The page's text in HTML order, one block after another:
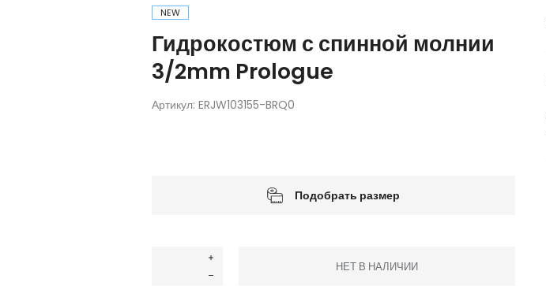
NEW
Гидрокостюм с спинной молнии
3/2mm Prologue
Артикул: ERJW103155-BRQ0
Подобрать размер
НЕТ В НАЛИЧИИ